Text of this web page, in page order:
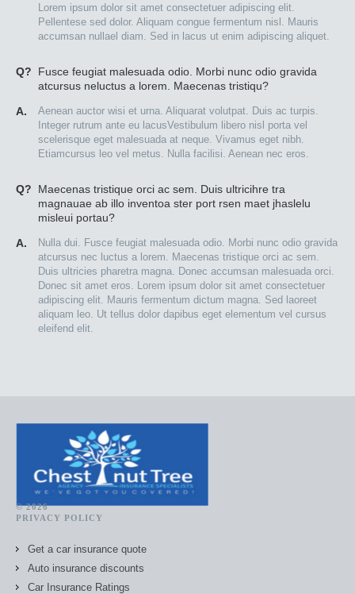
Lorem ipsum dolor sit amet consectetuer adipiscing elit.
Pellentese sed dolor. Aliquam congue fermentum nisl. Mauris
accumsan nullael diam. Sed in lacus ut enim adipiscing aliquet.
Q?
Fusce feugiat malesuada odio. Morbi nunc odio gravida
atcursus neluctus a lorem. Maecenas tristiqu?
A.
Aenean auctor wisi et urna. Aliquarat volutpat. Duis ac turpis.
Integer rutrum ante eu lacusVestibulum libero nisl porta vel
scelerisque eget malesuada at neque. Vivamus eget nibh.
Etiamcursus leo vel metus. Nulla facilisi. Aenean nec eros.
Q?
Maecenas tristique orci ac sem. Duis ultricihre tra
magnauae ab illo inventoa ster port rsen maet jhaslelu
misleui portau?
A.
Nulla dui. Fusce feugiat malesuada odio. Morbi nunc odio gravida
atcursus nec luctus a lorem. Maecenas tristique orci ac sem.
Duis ultricies pharetra magna. Donec accumsan malesuada orci.
Donec sit amet eros. Lorem ipsum dolor sit amet consectetuer
adipiscing elit. Mauris fermentum dictum magna. Sed laoreet
aliquam leo. Ut tellus dolor dapibus eget elementum vel cursus
eleifend elit.
© 2026
PRIVACY POLICY
Get a car insurance quote
Auto insurance discounts
Car Insurance Ratings